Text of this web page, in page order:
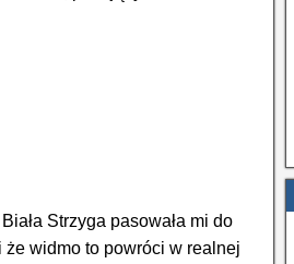
Strzyga pasowała mi do
że widmo to powróci w realnej